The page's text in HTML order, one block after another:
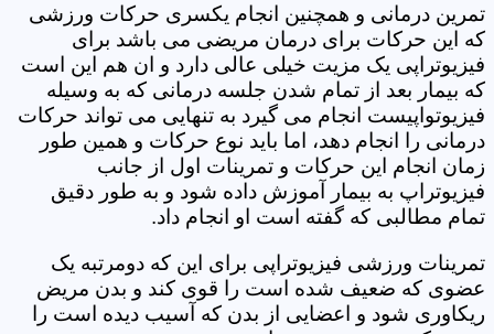
تمرین درمانی و همچنین انجام یکسری حرکات ورزشی
که این حرکات برای درمان مریضی می باشد برای
فیزیوتراپی یک مزیت خیلی عالی دارد و ان هم این است
که بیمار بعد از تمام شدن جلسه درمانی که به وسیله
فیزیوتواپیست انجام می گیرد به تنهایی می تواند حرکات
درمانی را انجام دهد، اما باید نوع حرکات و همین طور
زمان انجام این حرکات و تمرینات اول از جانب
فیزیوتراپ به بیمار آموزش داده شود و به طور دقیق
تمام مطالبی که گفته است او انجام داد.
تمرینات ورزشی فیزیوتراپی برای این که دومرتبه یک
عضوی که ضعیف شده است را قوی کند و بدن مریض
ریکاوری شود و اعضایی از بدن که آسیب دیده است را